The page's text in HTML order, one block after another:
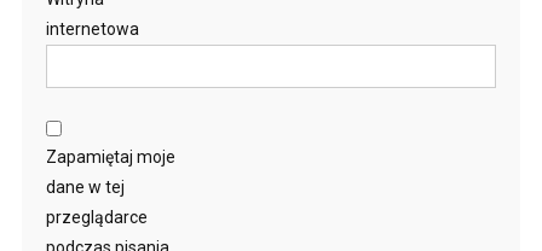
internetowa
Zapamiętaj moje
dane w tej
przeglądarce